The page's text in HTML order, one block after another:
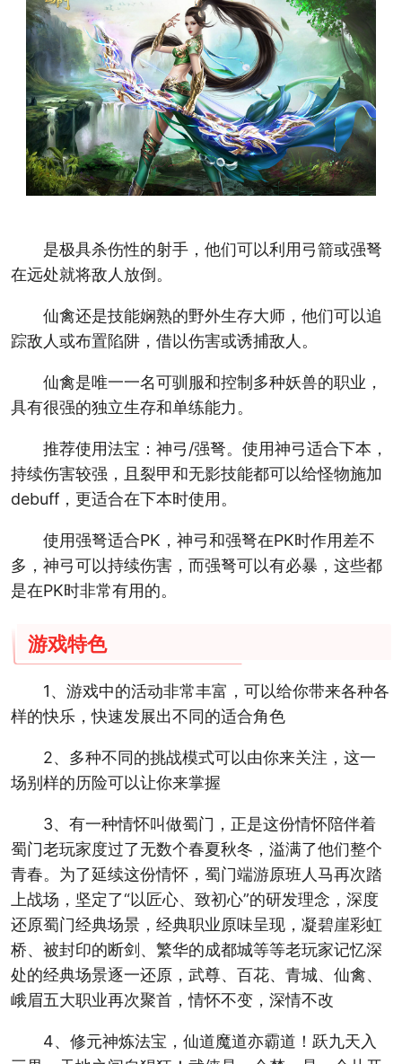
是极具杀伤性的射手，他们可以利用弓箭或强弩
在远处就将敌人放倒。
仙禽还是技能娴熟的野外生存大师，他们可以追
踪敌人或布置陷阱，借以伤害或诱捕敌人。
仙禽是唯一一名可驯服和控制多种妖兽的职业，
具有很强的独立生存和单练能力。
推荐使用法宝：神弓/强弩。使用神弓适合下本，
持续伤害较强，且裂甲和无影技能都可以给怪物施加
debuff，更适合在下本时使用。
使用强弩适合PK，神弓和强弩在PK时作用差不
多，神弓可以持续伤害，而强弩可以有必暴，这些都
是在PK时非常有用的。
游戏特色
1、游戏中的活动非常丰富，可以给你带来各种各
样的快乐，快速发展出不同的适合角色
2、多种不同的挑战模式可以由你来关注，这一
场别样的历险可以让你来掌握
3、有一种情怀叫做蜀门，正是这份情怀陪伴着
蜀门老玩家度过了无数个春夏秋冬，溢满了他们整个
青春。为了延续这份情怀，蜀门端游原班人马再次踏
上战场，坚定了“以匠心、致初心”的研发理念，深度
还原蜀门经典场景，经典职业原味呈现，凝碧崖彩虹
桥、被封印的断剑、繁华的成都城等等老玩家记忆深
处的经典场景逐一还原，武尊、百花、青城、仙禽、
峨眉五大职业再次聚首，情怀不变，深情不改
4、修元神炼法宝，仙道魔道亦霸道！跃九天入